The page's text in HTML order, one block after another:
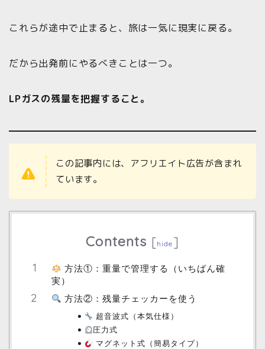
これらが途中で止まると、旅は一気に現実に戻る。
だから出発前にやるべきことは一つ。
LPガスの残量を把握すること。
この記事内には、アフリエイト広告が含まれ
ています。
Contents [hide ]
方法①：重量で管理する（いちばん確
実）
方法②：残量チェッカーを使う
超音波式（本気仕様）
圧力式
マグネット式（簡易タイプ）